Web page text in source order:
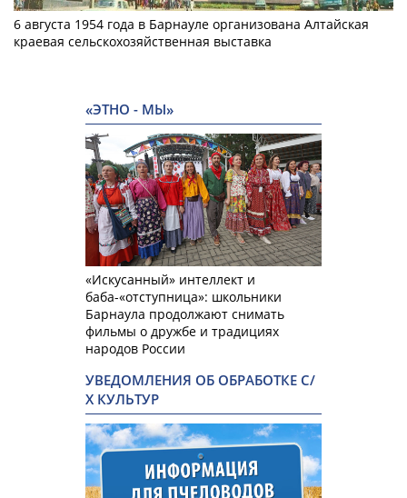
6 августа 1954 года в Барнауле организована Алтайская
краевая сельскохозяйственная выставка
«ЭТНО - МЫ»
«Искусанный» интеллект и
баба-«отступница»: школьники
Барнаула продолжают снимать
фильмы о дружбе и традициях
народов России
УВЕДОМЛЕНИЯ ОБ ОБРАБОТКЕ С/
Х КУЛЬТУР